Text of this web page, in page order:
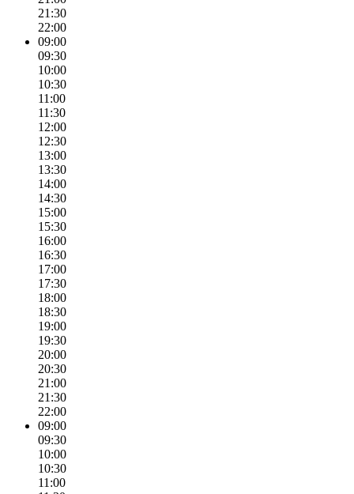
21:30
22:00
09:00
09:30
10:00
10:30
11:00
11:30
12:00
12:30
13:00
13:30
14:00
14:30
15:00
15:30
16:00
16:30
17:00
17:30
18:00
18:30
19:00
19:30
20:00
20:30
21:00
21:30
22:00
09:00
09:30
10:00
10:30
11:00